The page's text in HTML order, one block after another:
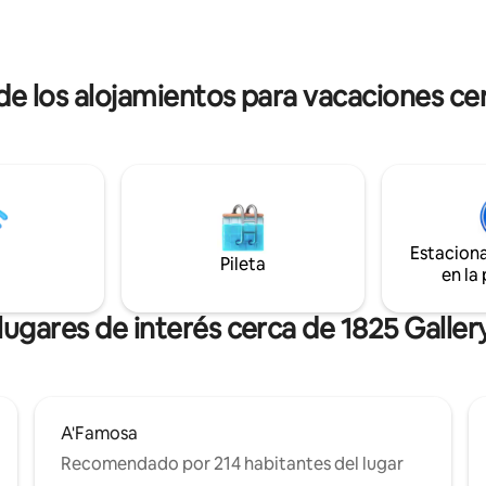
Situado en el corazón de
de las atracciones turísticas y
旅游景点以及著名美食近
los alojamientos para vacaciones
Pileta
en la
de interés cerca de 1825
A'Famosa
Recomendado por 214 habitantes del lugar